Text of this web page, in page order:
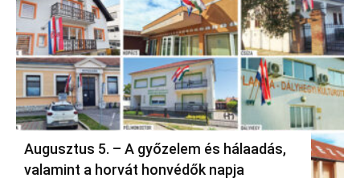
Augusztus 5. – A győzelem és hálaadás,
valamint a horvát honvédők napja